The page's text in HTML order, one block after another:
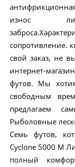
износ
сопротивление.
свой заказ, не
интернет-
футов. Мы
свободным
предлагаем
Рыболовные
Семь футов,
Cyclone 5000 M
полный